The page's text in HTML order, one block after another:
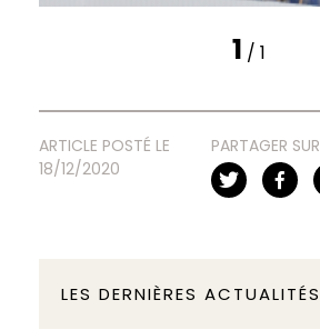
1 / 1
ARTICLE POSTÉ LE
18/12/2020
PARTAGER SUR
LES DERNIÈRES ACTUALITÉS